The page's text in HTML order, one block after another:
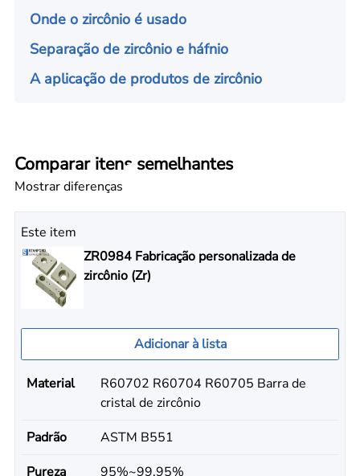
Onde o zircônio é usado
Separação de zircônio e háfnio
A aplicação de produtos de zircônio
Comparar itens semelhantes
Mostrar diferenças
Este item
ZR0984 Fabricação personalizada de
zircônio (Zr)
Adicionar à lista
Material
R60702 R60704 R60705 Barra de
cristal de zircônio
Padrão
ASTM B551
Pureza
95%~99.95%